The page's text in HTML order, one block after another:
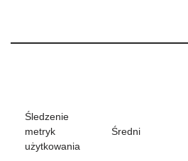
Śledzenie
metryk
użytkowania
Średni